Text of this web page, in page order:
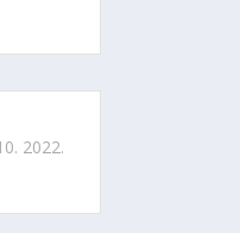
2022.